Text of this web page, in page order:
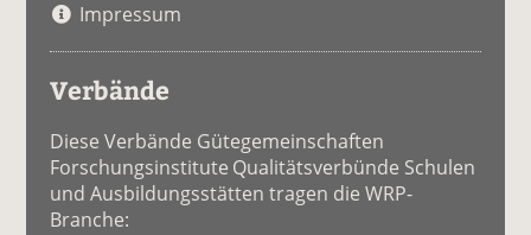
Impressum
Verbände
Diese Verbände Gütegemeinschaften
Forschungsinstitute Qualitätsverbünde Schulen
und Ausbildungsstätten tragen die WRP-
Branche: